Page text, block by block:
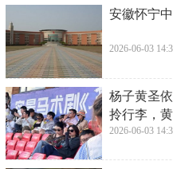
安徽怀宁
2026-06-03
杨子黄圣
拎行李，
2026-06-03